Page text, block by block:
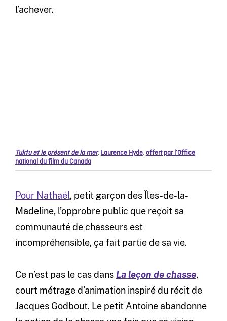
l’achever.
Tuktu et le présent de la mer, Laurence Hyde,offert par l’Office
national du film du Canada
Pour Nathaël, petit garçon des Îles-de-la-
Madeline, l’opprobre public que reçoit sa
communauté de chasseurs est
incompréhensible, ça fait partie de sa vie.
Ce n’est pas le cas dans La leçon de chasse,
court métrage d’animation inspiré du récit de
Jacques Godbout. Le petit Antoine abandonne